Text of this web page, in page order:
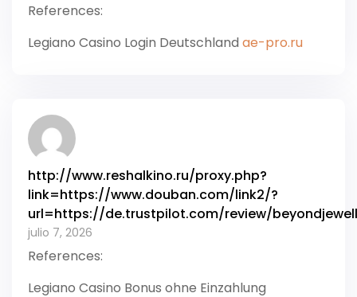
References:
Legiano Casino Login Deutschland ae-pro.ru
http://www.reshalkino.ru/proxy.php?
link=https://www.douban.com/link2/?
url=https://de.trustpilot.com/review/
julio 7, 2026
References:
Legiano Casino Bonus ohne Einzahlung